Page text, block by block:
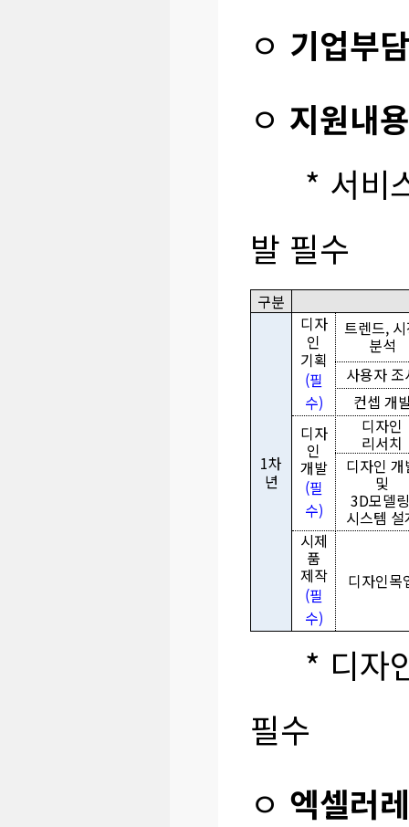
ㅇ 기업부
ㅇ 지원내용
* 서비스
발 필수
구분
1차
년
디자
인
기획
(필
수)
트렌드,
분석
사용자 조
컨셉 개
디자
인
개발
(필
수)
디자인
리서치
디자인 개
및
3D모델
시스템 설
시제
품
제작
(필
수)
디자인목
* 디자인
필수
ㅇ 엑셀러